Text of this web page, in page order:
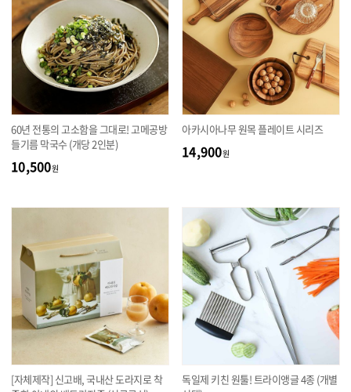
60년 전통의 고소함을 그대로! 고메공방
들기름 막국수 (개당 2인분)
10,500원
아카시아나무 원목 플레이트 시리즈
14,900원
[자체제작] 신고배, 국내산 도라지로 착
독일제 키친 원툴! 트라이앵글 4종 (개별